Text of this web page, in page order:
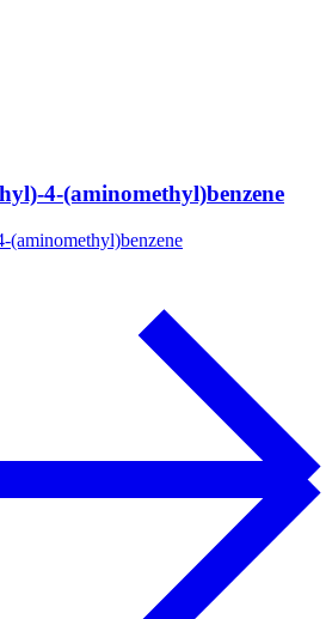
4-(aminomethyl)benzene